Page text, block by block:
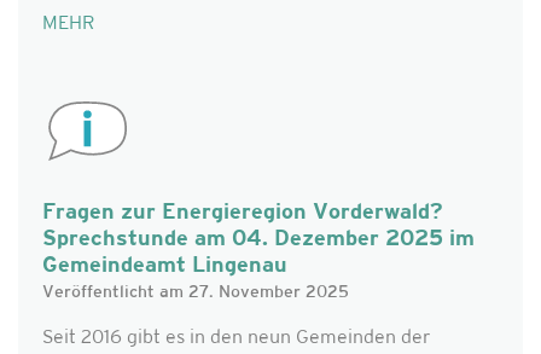
MEHR
Fragen zur Energieregion Vorderwald?
Sprechstunde am 04. Dezember 2025 im
Gemeindeamt Lingenau
Veröffentlicht am 27. November 2025
Seit 2016 gibt es in den neun Gemeinden der